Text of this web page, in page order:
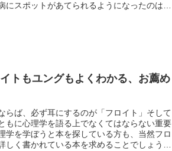
にスポットがあてられるようになったのは最
トもユングもよくわかる、お薦め
らば、必ず耳にするのが「フロイト」そして
もに心理学を語る上でなくてはならない重要
学を学ぼうと本を探している方も、当然フロ
しく書かれている本を求めることでしょう。